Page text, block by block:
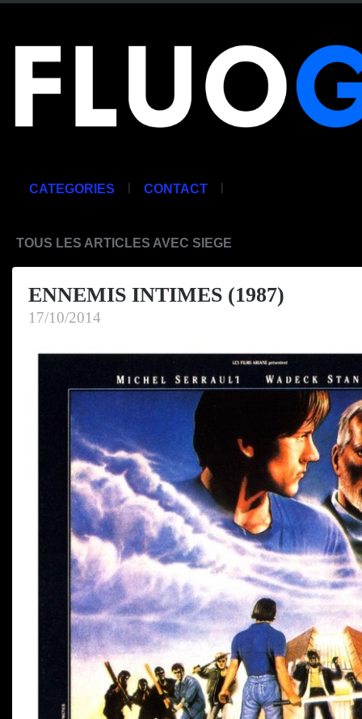
CATEGORIES | CONTACT |
TOUS LES ARTICLES AVEC SIEGE
ENNEMIS INTIMES (1987)
17/10/2014